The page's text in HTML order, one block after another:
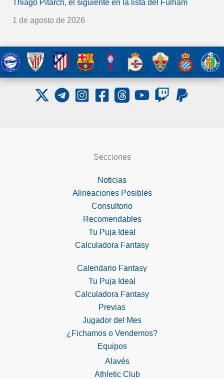
Thiago Pitarch, el siguiente en la lista del Fulham
1 de agosto de 2026
Secciones
Noticias
Alineaciones Posibles
Consultorio
Recomendables
Tu Puja Ideal
Calculadora Fantasy
Calendario Fantasy
Tu Puja Ideal
Calculadora Fantasy
Previas
Jugador del Mes
¿Fichamos o Vendemos?
Equipos
Alavés
Athletic Club